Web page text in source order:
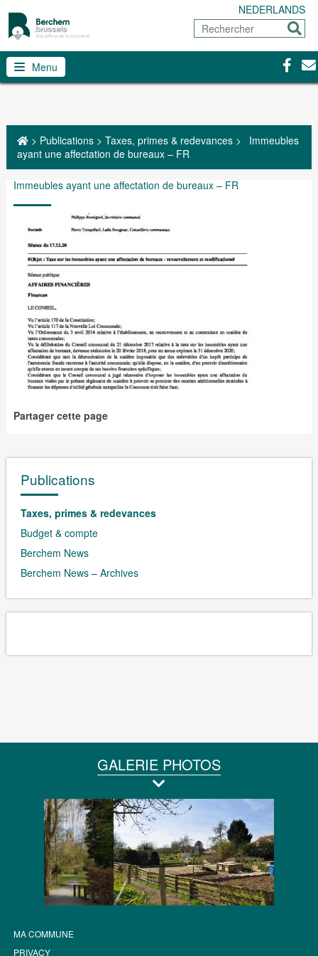
NEDERLANDS
Rechercher
Menu
> Publications> Taxes, primes & redevances>
Immeubles
ayant une affectation de bureaux – FR
Immeubles ayant une affectation de bureaux – FR
Partager cette page
Publications
Taxes, primes & redevances
Budget & compte
Berchem News
Berchem News – Archives
GALERIE PHOTOS
MA COMMUNE
PRIVACY